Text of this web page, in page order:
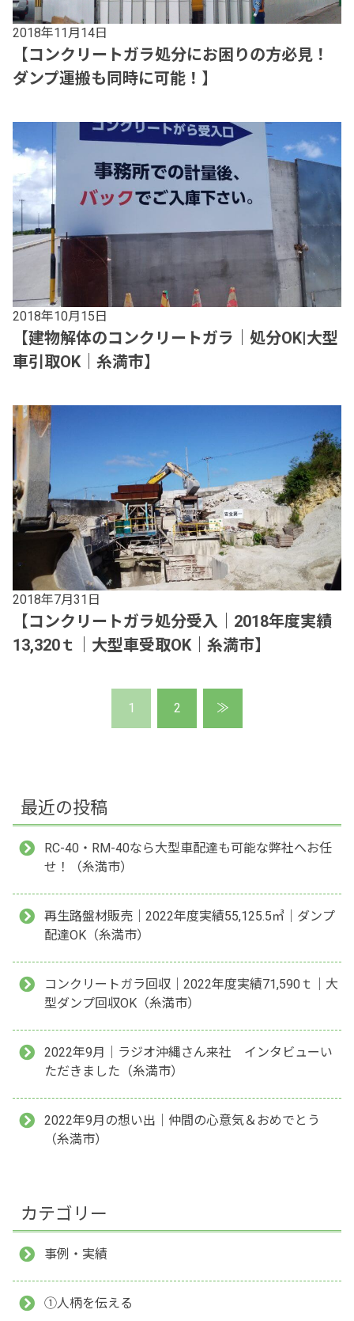
2018年11月14日
【コンクリートガラ処分にお困りの方必見！
ダンプ運搬も同時に可能！】
2018年10月15日
【建物解体のコンクリートガラ｜処分OK|大型
車引取OK｜糸満市】
2018年7月31日
【コンクリートガラ処分受入｜2018年度実績
13,320ｔ｜大型車受取OK｜糸満市】
1 2 ≫
最近の投稿
RC-40・RM-40なら大型車配達も可能な弊社へお任
せ！（糸満市）
再生路盤材販売｜2022年度実績55,125.5㎥｜ダンプ
配達OK（糸満市）
コンクリートガラ回収｜2022年度実績71,590ｔ｜大
型ダンプ回収OK（糸満市）
2022年9月｜ラジオ沖縄さん来社 インタビューい
ただきました（糸満市）
2022年9月の想い出｜仲間の心意気＆おめでとう
（糸満市）
カテゴリー
事例・実績
①人柄を伝える